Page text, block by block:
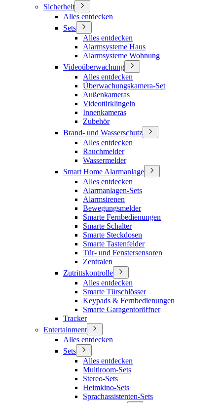
Sicherheit
Alles entdecken
Sets
Alles entdecken
Alarmsysteme Haus
Alarmsysteme Wohnung
Videoüberwachung
Alles entdecken
Überwachungskamera-Set
Außenkameras
Videotürklingeln
Innenkameras
Zubehör
Brand- und Wasserschutz
Alles entdecken
Rauchmelder
Wassermelder
Smart Home Alarmanlage
Alles entdecken
Alarmanlagen-Sets
Alarmsirenen
Bewegungsmelder
Smarte Fernbedienungen
Smarte Schalter
Smarte Steckdosen
Smarte Tastenfelder
Tür- und Fenstersensoren
Zentralen
Zutrittskontrolle
Alles entdecken
Smarte Türschlösser
Keypads & Fernbedienungen
Smarte Garagentoröffner
Tracker
Entertainment
Alles entdecken
Sets
Alles entdecken
Multiroom-Sets
Stereo-Sets
Heimkino-Sets
Sprachassistenten-Sets